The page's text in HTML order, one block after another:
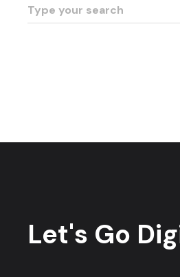
Search
for:
Let's Go